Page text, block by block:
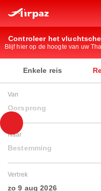
Controleer het
Blijf hier op de hoogte van uw
Enkele reis
Van
Oorsprong
Naar
Bestemming
Vertrek
zo 9 aug 2026